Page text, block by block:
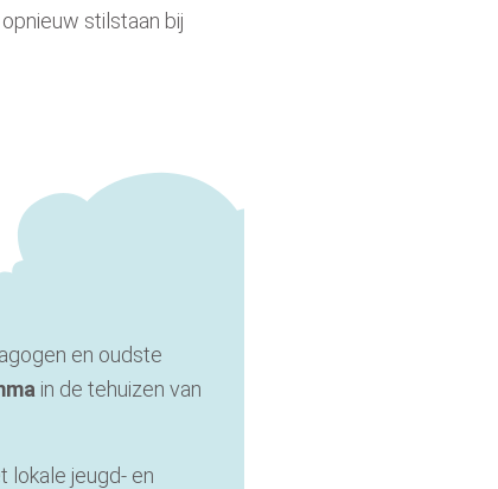
stilstaan bij
en oudste
in de tehuizen van
lokale jeugd- en